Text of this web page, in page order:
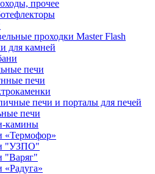
прочее
проходки Master Flash
для камней
печи
печи
печи и порталы для печей
печи
камины
«Термофор»
"УЗПО"
"Варяг"
«Радуга»